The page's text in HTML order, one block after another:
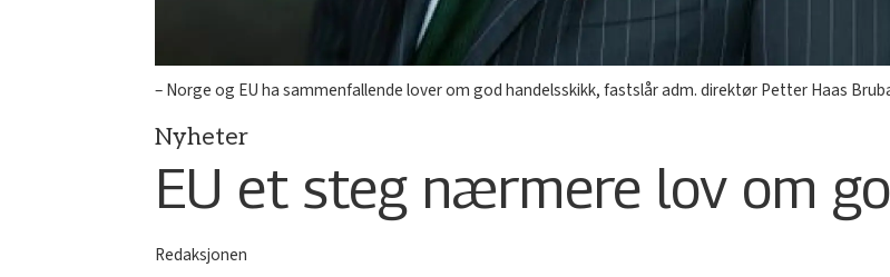
– Norge og EU ha sammenfallende lover om god handelsskikk, fastslår adm. direktør Petter Haas
Nyheter
EU et steg nærmere lov om
Redaksjonen